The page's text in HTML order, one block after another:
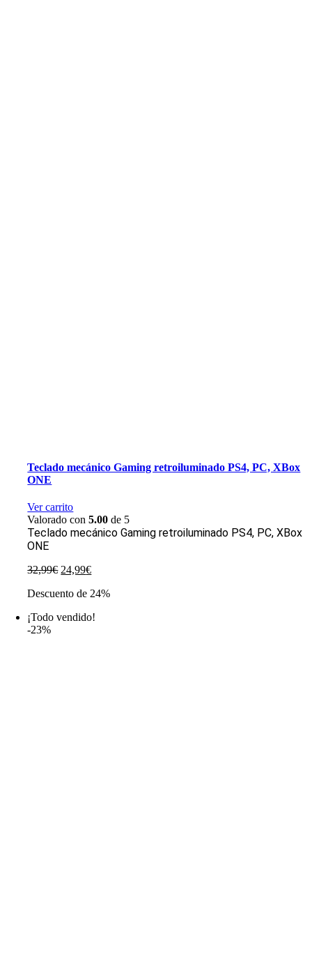
Teclado mecánico Gaming retroiluminado PS4, PC, XBox
ONE
Ver carrito
Valorado con5.00 de 5
Teclado mecánico Gaming retroiluminado PS4, PC, XBox
ONE
32,99€ El
original
32,99€.
24,99€El
actual
24,99€.
Descuento de 24%
¡Todo vendido!
-23%